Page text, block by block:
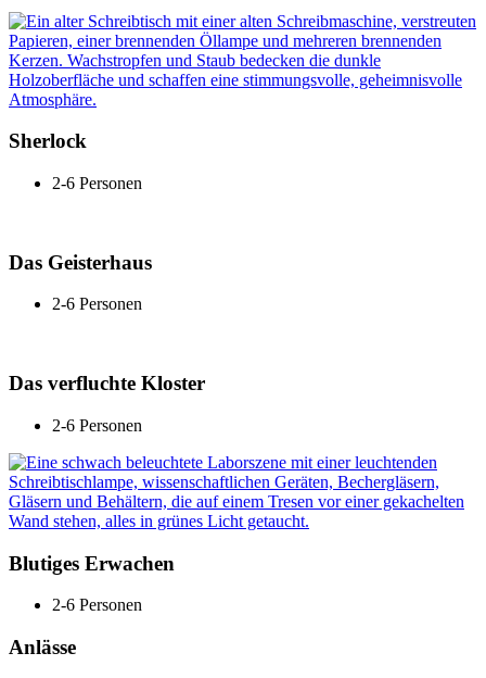
Sherlock
2-6 Personen
Das Geisterhaus
2-6 Personen
Das verfluchte Kloster
2-6 Personen
Blutiges Erwachen
2-6 Personen
Anlässe